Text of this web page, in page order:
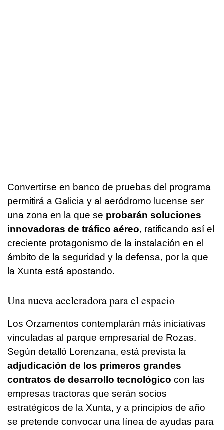
Convertirse en banco de pruebas del programa
permitirá a Galicia y al aeródromo lucense ser
una zona en la que se probarán soluciones
innovadoras de tráfico aéreo, ratificando así el
creciente protagonismo de la instalación en el
ámbito de la seguridad y la defensa, por la que
la Xunta está apostando.
Una nueva aceleradora para el espacio
Los Orzamentos contemplarán más iniciativas
vinculadas al parque empresarial de Rozas.
Según detalló Lorenzana, está prevista la
adjudicación de los primeros grandes
contratos de desarrollo tecnológico con las
empresas tractoras que serán socios
estratégicos de la Xunta, y a principios de año
se pretende convocar una línea de ayudas para